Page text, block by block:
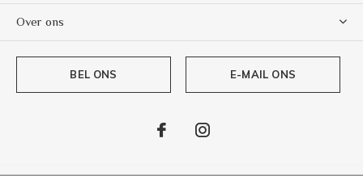
Over ons
BEL ONS E-MAIL ONS